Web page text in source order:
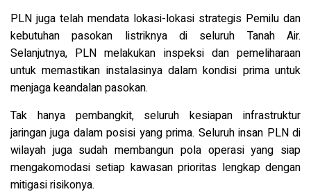
PLN juga telah mendata lokasi-lokasi strategis Pemilu dan
kebutuhan pasokan listriknya di seluruh Tanah Air.
Selanjutnya, PLN melakukan inspeksi dan pemeliharaan
untuk memastikan instalasinya dalam kondisi prima untuk
menjaga keandalan pasokan.
Tak hanya pembangkit, seluruh kesiapan infrastruktur
jaringan juga dalam posisi yang prima. Seluruh insan PLN di
wilayah juga sudah membangun pola operasi yang siap
mengakomodasi setiap kawasan prioritas lengkap dengan
mitigasi risikonya.